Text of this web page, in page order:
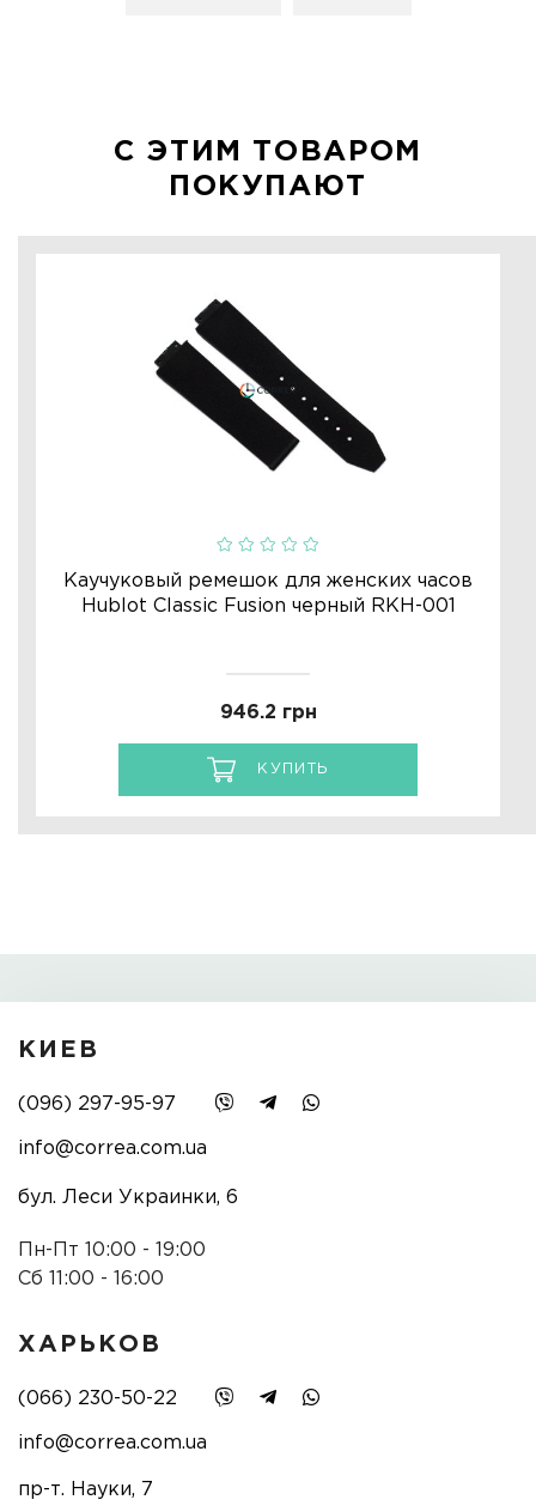
С ЭТИМ ТОВАРОМ
ПОКУПАЮТ
Каучуковый ремешок для женских часов
Hublot Classic Fusion черный RKH-001
946.2 грн
КУПИТЬ
КИЕВ
(096) 297-95-97
info@correa.com.ua
бул. Леси Украинки, 6
Пн-Пт 10:00 - 19:00
Сб 11:00 - 16:00
ХАРЬКОВ
(066) 230-50-22
info@correa.com.ua
пр-т. Науки, 7